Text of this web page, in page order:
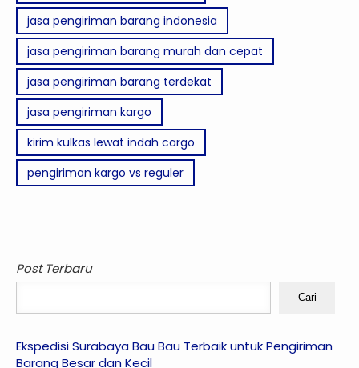
jasa pengiriman barang indonesia
jasa pengiriman barang murah dan cepat
jasa pengiriman barang terdekat
jasa pengiriman kargo
kirim kulkas lewat indah cargo
pengiriman kargo vs reguler
Post Terbaru
Cari
Ekspedisi Surabaya Bau Bau Terbaik untuk Pengiriman
Barang Besar dan Kecil